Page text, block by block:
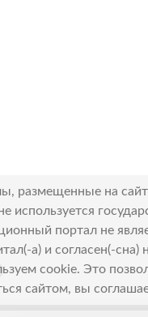
размещенные на
используется
портал не
а) и согласен(-сна)
cookie. Это
сайтом, вы